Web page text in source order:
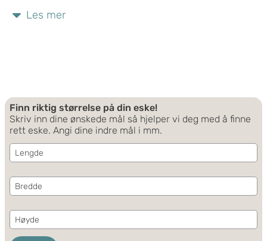
Les mer
Finn riktig størrelse på din eske!
Skriv inn dine ønskede mål så hjelper vi deg med å finne
rett eske. Angi dine indre mål i mm.